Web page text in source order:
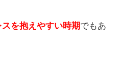
を抱えやすい時期でもあ